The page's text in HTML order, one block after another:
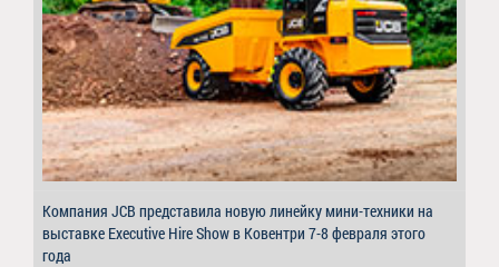
Компания JCB представила новую линейку мини-техники на
выставке Executive Hire Show в Ковентри 7-8 февраля этого
года